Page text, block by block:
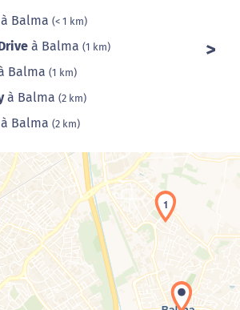
à Balma (< 1 km)
à Balma (1 km)
Balma (1 km)
à Balma (2 km)
à Balma (2 km)
de la carte en cours...
1